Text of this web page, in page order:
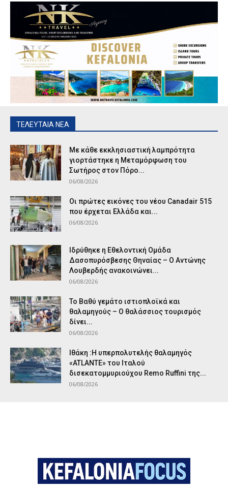
ΤΕΛΕΥΤΑΙΑ ΝΕΑ
Με κάθε εκκλησιαστική λαμπρότητα
γιορτάστηκε η Μεταμόρφωση του
Σωτήρος στον Πόρο...
06/08/2026
Οι πρώτες εικόνες του νέου Canadair 515
που έρχεται Ελλάδα και...
06/08/2026
Ιδρύθηκε η Εθελοντική Ομάδα
Δασοπυρόσβεσης Θηναίας – Ο Αντώνης
Λουβερδής ανακοινώνει...
06/08/2026
Το Βαθύ γεμάτο ιστιοπλοϊκά και
θαλαμηγούς – Ο θαλάσσιος τουρισμός
δίνει...
06/08/2026
Ιθάκη :Η υπερπολυτελής θαλαμηγός
«ATLANTE» του Ιταλού
δισεκατομμυριούχου Remo Ruffini της...
06/08/2026